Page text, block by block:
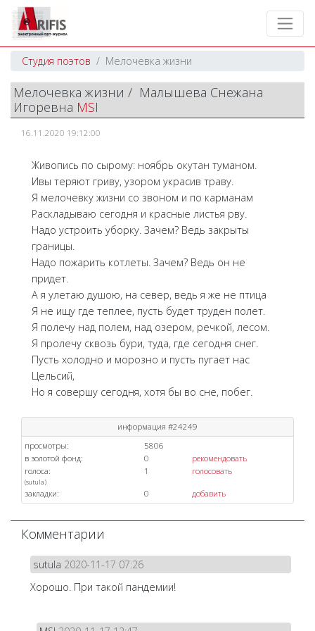
Студия поэтов Мелочевка жизни
Мелочевка жизни / Малышева Снежана
Игоревна MSI
16.11.2020 19:12:00
Живопись по сырому: ноябрь окутан туманом.
Ивы теряют гриву, узором украсив траву.
Я мелочевку жизни со звоном и по карманам
Раскладываю сегодня и красные листья рву.
Надо устроить уборку. Зачем? Ведь закрыты
границы.
Надо пожарить котлеты. Зачем? Ведь он не
придет.
А я улетаю душою, на север, ведь я же не птица
Я не ищу где теплее, пусть будет труден полет.
Я полечу над полем, над озером, речкой, лесом.
Я пролечу сквозь бури, туда, где сегодня снег.
Пусть холодно и морозно и пусть пугает нас
Цельсий,
Но я совершу сегодня, хотя бы во сне, побег.
информация #24249
просмотры:
5806
в золотой фонд:
0
рекомендовать
голоса:
1 голосовать
(sutula)
закладки: 0 добавить
Комментарии
sutula 2020-11-17 07:26
Хорошо. При такой пандемии!